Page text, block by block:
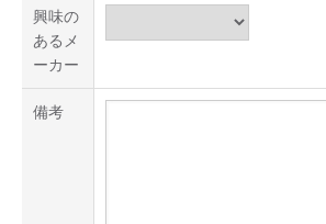
興味の
あるメ
ーカー
備考